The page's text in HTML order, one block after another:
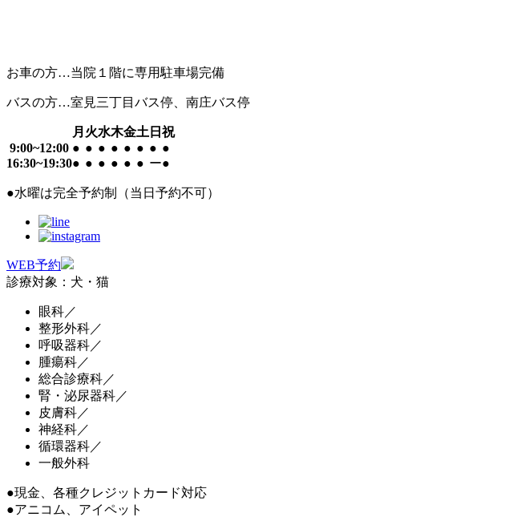
お車の方…当院１階に専用駐車場完備
バスの方…室見三丁目バス停、南庄バス停
月 火水木金土 日祝
9:00~12:00 ● ● ● ● ● ● ● ●
16:30~19:30● ● ● ● ● ● ー●
●水曜は完全予約制（当日予約不可）
WEB予約
診療対象：犬・猫
眼科／
整形外科／
呼吸器科／
腫瘍科／
総合診療科／
腎・泌尿器科／
皮膚科／
神経科／
循環器科／
一般外科
●現金、各種クレジットカード対応
●アニコム、アイペット